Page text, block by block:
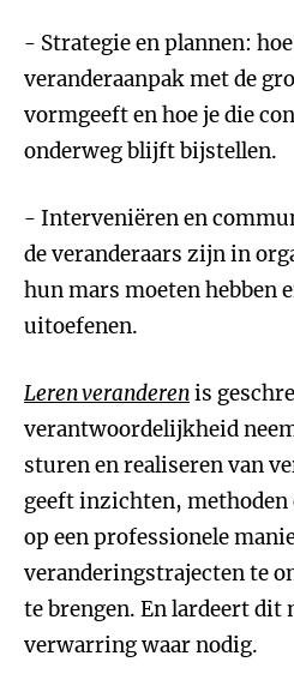
- Strategie en plannen:
veranderaanpak met de
vormgeeft en hoe je die
onderweg blijft bijstellen.
- Interveniëren en
de veranderaars zijn in
hun mars moeten hebben
uitoefenen.
Leren veranderenis
verantwoordelijkheid
sturen en realiseren van
geeft inzichten,
op een professionele
veranderingstrajecten te
te brengen. En lardeert
verwarring waar nodig.